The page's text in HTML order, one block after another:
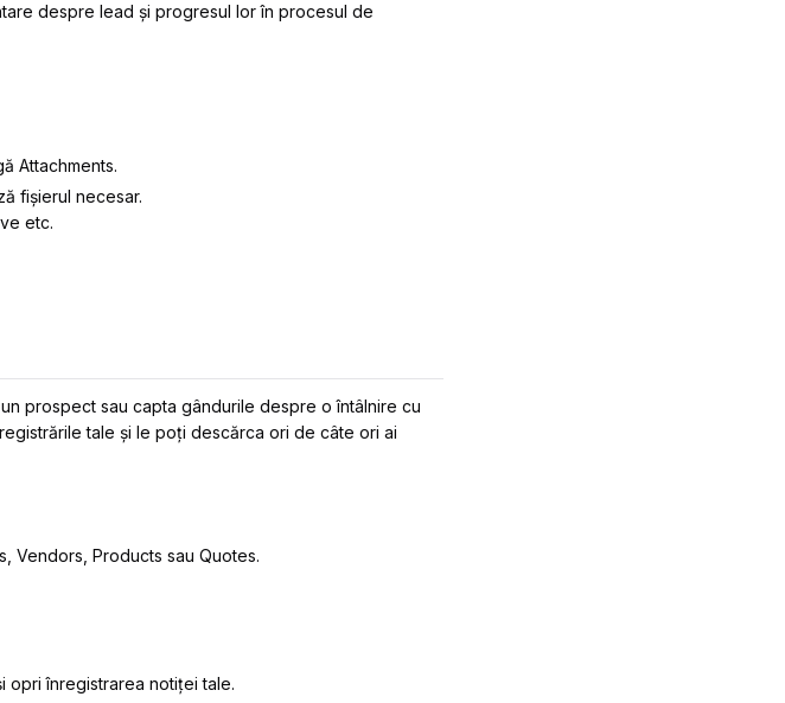
despre lead și progresul lor în procesul de
Attachments.
fișierul necesar.
etc.
prospect sau capta gândurile despre o întâlnire cu
tale și le poți descărca ori de câte ori ai
Vendors, Products sau Quotes.
opri înregistrarea notiței tale.